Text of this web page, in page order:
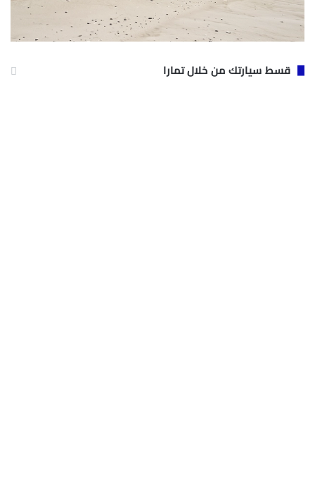
قسط سيارتك من خلال تمارا